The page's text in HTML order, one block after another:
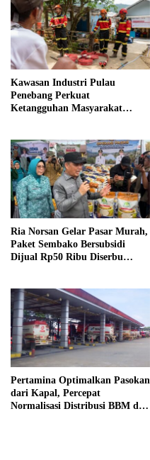
Kawasan Industri Pulau
Penebang Perkuat
Ketangguhan Masyarakat
Ria Norsan Gelar Pasar Murah,
Paket Sembako Bersubsidi
Dijual Rp50 Ribu Diserbu
Pertamina Optimalkan Pasokan
dari Kapal, Percepat
Normalisasi Distribusi BBM di